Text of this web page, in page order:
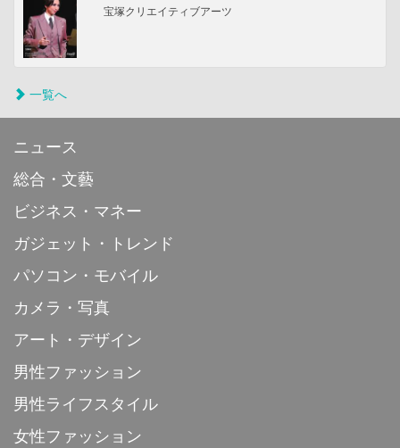
宝塚クリエイティブアーツ
一覧へ
ニュース
総合・文藝
ビジネス・マネー
ガジェット・トレンド
パソコン・モバイル
カメラ・写真
アート・デザイン
男性ファッション
男性ライフスタイル
女性ファッション